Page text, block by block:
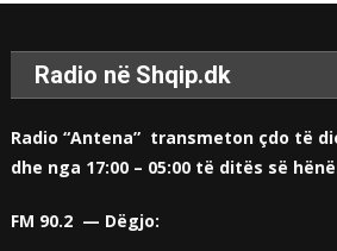
Radio në Shqip.dk
Radio “Antena” transmeton çdo të
dhe nga 17:00 – 05:00 të ditës së
FM 90.2 — Dëgjo: